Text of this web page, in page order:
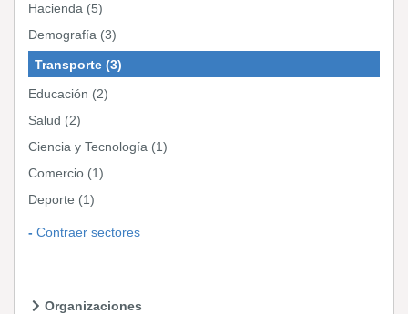
Hacienda (5)
Demografía (3)
Transporte (3)
Educación (2)
Salud (2)
Ciencia y Tecnología (1)
Comercio (1)
Deporte (1)
Contraer sectores
Organizaciones